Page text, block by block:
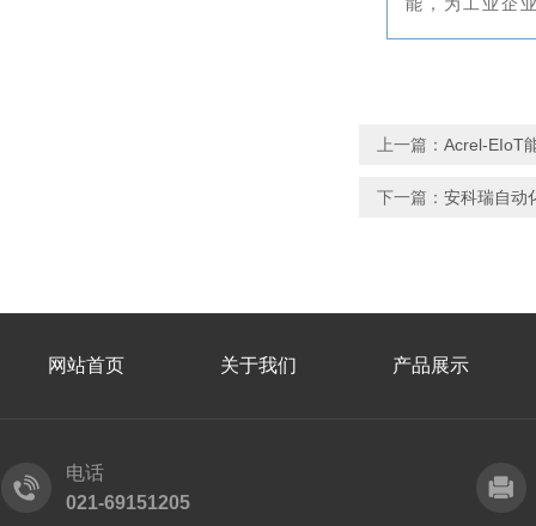
上一篇： Acrel-EIoT
下一篇： 安科瑞自动
网站首页 关于我们 产品展示
电话
021-69151205